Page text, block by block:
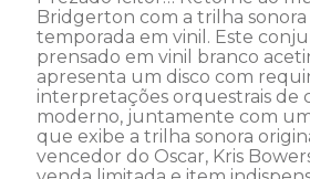
Bridgerton com a trilha sonora
temporada em vinil. Este
prensado em vinil branco
apresenta um disco com
interpretações orquestrais de
moderno, juntamente com
que exibe a trilha sonora
vencedor do Oscar, Kris